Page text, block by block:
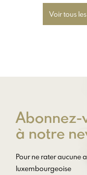
Voir tous
Abonnez-
à notre
Pour ne rater aucune
luxembourgeoise